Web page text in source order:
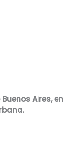
Aires, en